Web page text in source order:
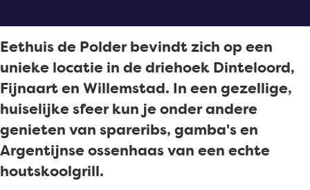
u
i
s
d
e
P
t
h
u
i
s
d
e
i
s
d
e
P
o
l
e
t
h
u
i
s
d
Eethuis de Polder bevindt zich op een
unieke locatie in de driehoek Dinteloord,
Fijnaart en Willemstad. In een gezellige,
huiselijke sfeer kun je onder andere
genieten van spareribs, gamba's en
Argentijnse ossenhaas van een echte
houtskoolgrill.